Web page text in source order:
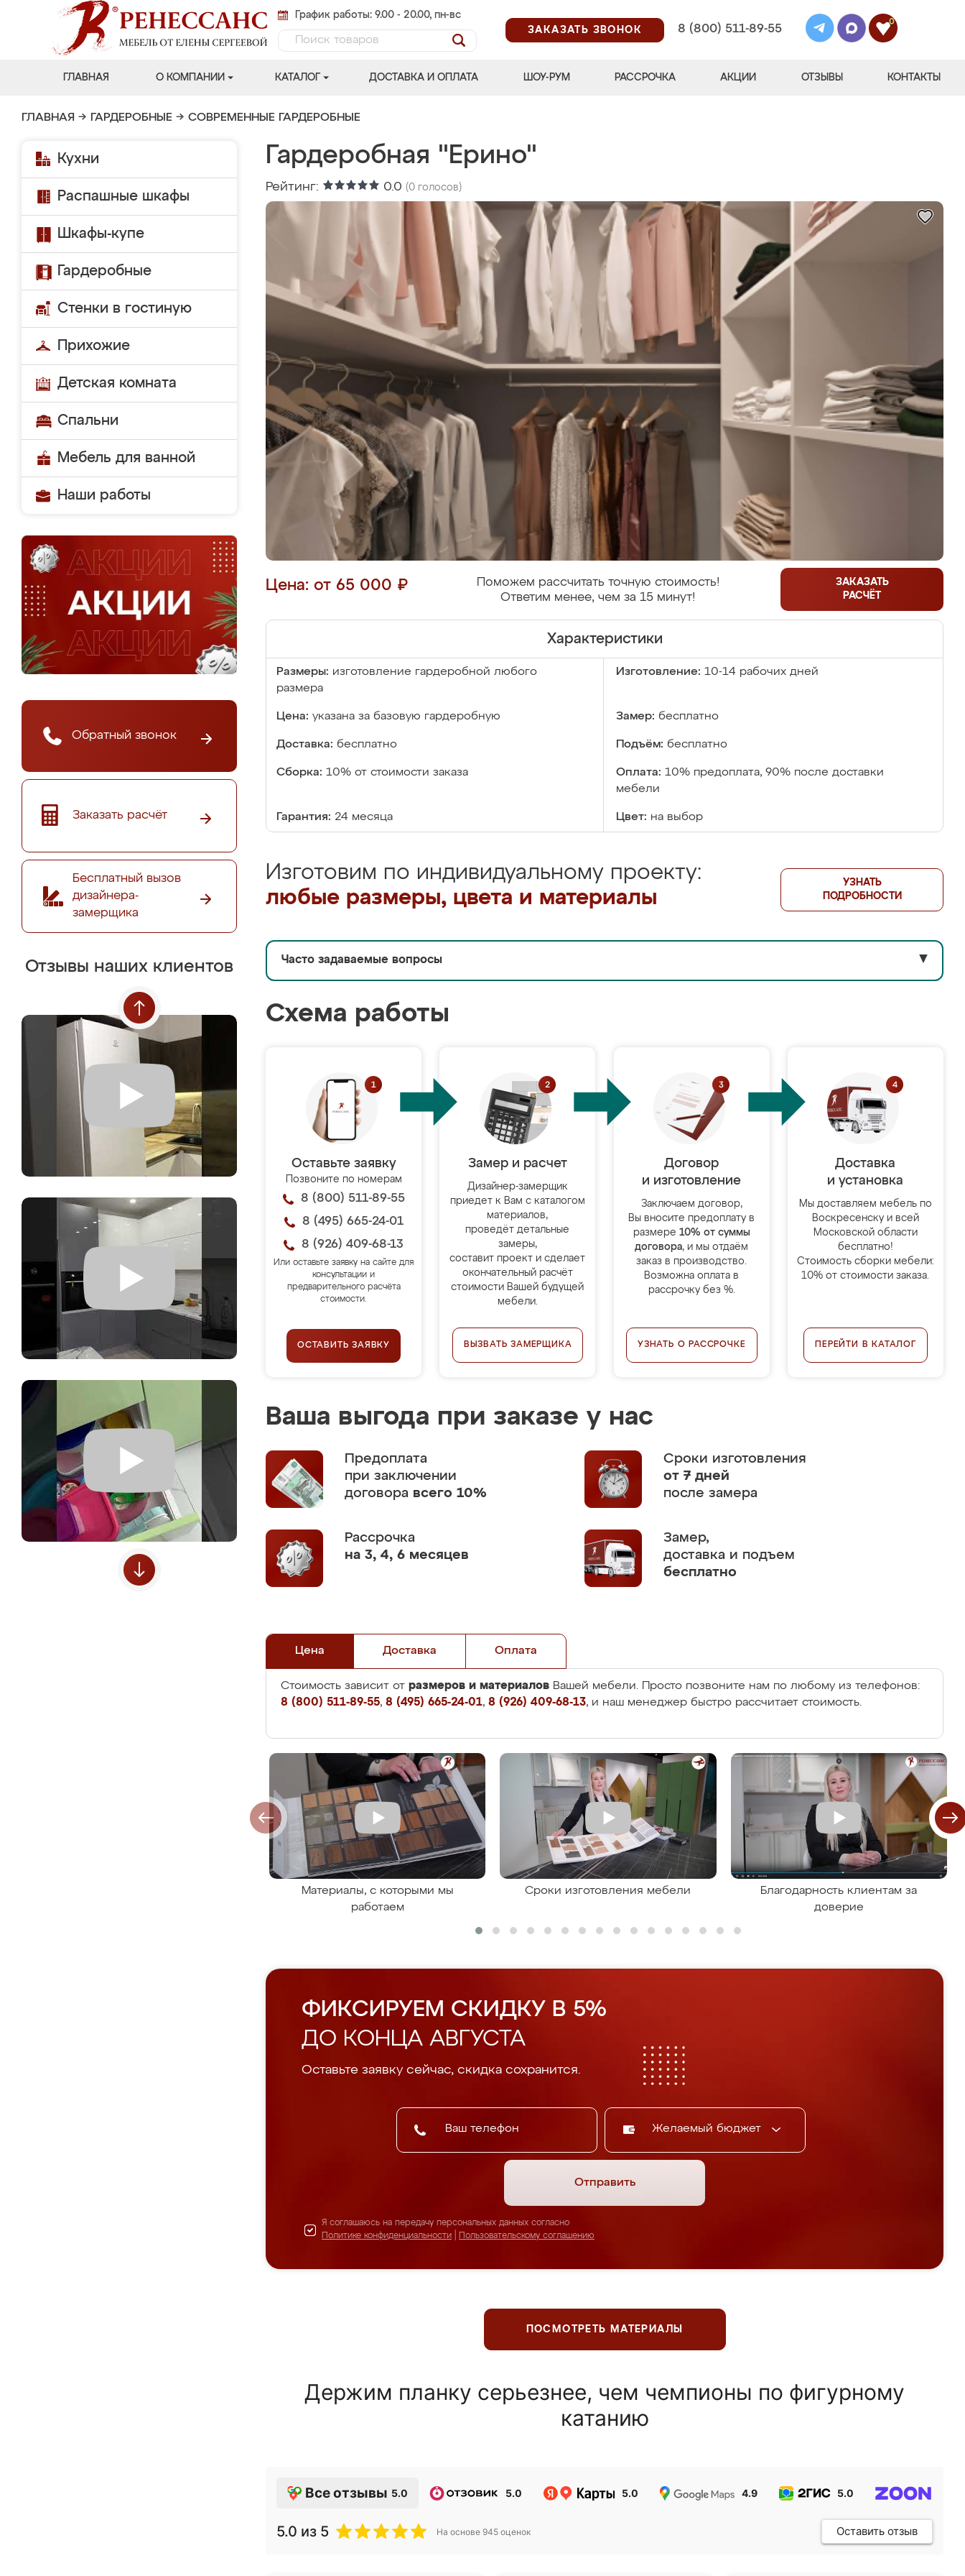
График работы: 9.00 - 20.00, пн-вс
ЗАКАЗАТЬ ЗВОНОК
8 (800) 511-89-55
0
ГЛАВНАЯ О КОМПАНИИ КАТАЛОГ ДОСТАВКА И ОПЛАТА ШОУ-РУМ РАССРОЧКА АКЦИИ ОТЗЫВЫ КОНТАКТЫ
ГЛАВНАЯ → ГАРДЕРОБНЫЕ → СОВРЕМЕННЫЕ ГАРДЕРОБНЫЕ
Кухни
Распашные шкафы
Шкафы-купе
Гардеробные
Стенки в гостиную
Прихожие
Детская комната
Спальни
Мебель для ванной
Наши работы
Обратный звонок
Заказать расчёт
Бесплатный вызов
дизайнера-
замерщика
Отзывы наших клиентов
Гардеробная "Ерино"
Рейтинг: 0.0 (0 голосов)
Цена: от 65 000 ₽
Поможем рассчитать точную стоимость!
Ответим менее, чем за 15 минут!
ЗАКАЗАТЬ
РАСЧЁТ
Характеристики
Размеры: изготовление гардеробной любого
размера
Изготовление: 10-14 рабочих дней
Цена: указана за базовую гардеробную Замер: бесплатно
Доставка: бесплатно Подъём: бесплатно
Сборка: 10% от стоимости заказа Оплата: 10% предоплата, 90% после доставки
мебели
Гарантия: 24 месяца Цвет: на выбор
Изготовим по индивидуальному проекту:
любые размеры, цвета и материалы
УЗНАТЬ
ПОДРОБНОСТИ
Часто задаваемые вопросы ▼
Схема работы
Оставьте заявку
Позвоните по номерам
8 (800) 511-89-55
8 (495) 665-24-01
8 (926) 409-68-13
Или оставьте заявку на сайте для
консультации и
предварительного расчёта
стоимости.
ОСТАВИТЬ ЗАЯВКУ
Замер и расчет
Дизайнер-замерщик
приедет к Вам с каталогом
материалов,
проведёт детальные
замеры,
составит проект и сделает
окончательный расчёт
стоимости Вашей будущей
мебели.
ВЫЗВАТЬ ЗАМЕРЩИКА
Договор
и изготовление
Заключаем договор,
Вы вносите предоплату в
размере 10% от суммы
договора, и мы отдаём
заказ в производство.
Возможна оплата в
рассрочку без %.
УЗНАТЬ О РАССРОЧКЕ
Доставка
и установка
Мы доставляем мебель по
Воскресенску и всей
Московской области
бесплатно!
Стоимость сборки мебели:
10% от стоимости заказа.
ПЕРЕЙТИ В КАТАЛОГ
Ваша выгода при заказе у нас
Предоплата
при заключении
договора всего 10%
Сроки изготовления
от 7 дней
после замера
Рассрочка
на 3, 4, 6 месяцев
Замер,
доставка и подъем
бесплатно
Цена Доставка Оплата
Стоимость зависит от размеров и материалов Вашей мебели. Просто позвоните нам по любому из телефонов:
8 (800) 511-89-55, 8 (495) 665-24-01, 8 (926) 409-68-13, и наш менеджер быстро рассчитает стоимость.
Материалы, с которыми мы
работаем
Сроки изготовления мебели
Благодарность клиентам за
доверие
ФИКСИРУЕМ СКИДКУ В 5%
ДО КОНЦА АВГУСТА
Оставьте заявку сейчас, скидка сохранится.
Желаемый бюджет
Отправить
Я соглашаюсь на передачу персональных данных согласно
Политике конфиденциальности
Пользовательскому соглашению
ПОСМОТРЕТЬ МАТЕРИАЛЫ
Держим планку серьезнее, чем чемпионы по фигурному
катанию
Все отзывы 5.0 5.0 5.0 4.9 5.0
5.0 из 5 На основе 945 оценок Оставить отзыв